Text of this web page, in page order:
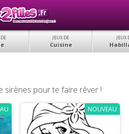
JEUX DE
Cuisine
JEUX
sirènes pour te faire rêver !
NOUVEAU